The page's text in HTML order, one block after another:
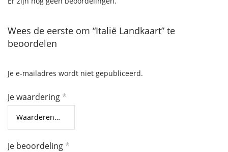
Wees de eerste om “Italië Landkaart” te
beoordelen
Je e-mailadres wordt niet gepubliceerd.
Je waardering *
Je beoordeling *